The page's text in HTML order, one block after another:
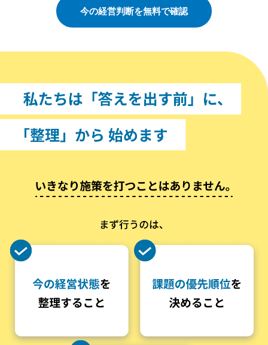
今の経営判断を無料で確認